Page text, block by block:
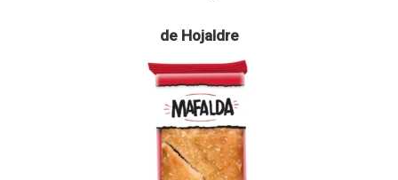
de Hojaldre